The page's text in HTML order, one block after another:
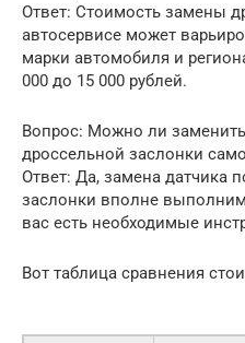
Ответ: Стоимость замены
автосервисе может
марки автомобиля и
000 до 15 000 рублей.
Вопрос: Можно ли
дроссельной заслонки
Ответ: Да, замена датчика
заслонки вполне
вас есть необходимые
Вот таблица сравнения